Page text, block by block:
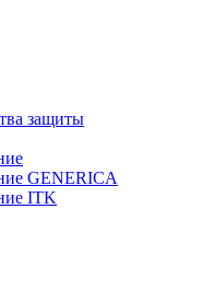
защиты
GENERICA
ITK